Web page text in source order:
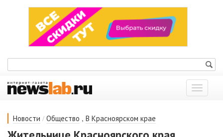
Показать
меню
Новости / Общество , В Красноярском крае